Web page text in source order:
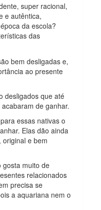
super racional,
e autêntica,
da escola?
das
bem desligadas e,
ao presente
desligados que até
de ganhar.
essas nativas o
Elas dão ainda
original e bem
gosta muito de
relacionados
precisa se
a aquariana nem o